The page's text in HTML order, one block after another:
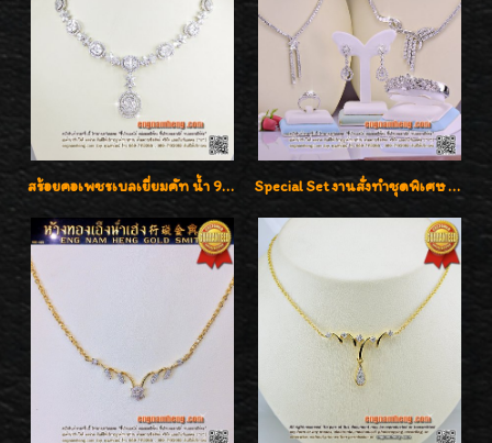
สร้อยคอเพชรเบลเยี่ยมคัท น้ำ 99% E-Color / VVS น้ำหนักเพชรรวม 16.05 กะรัต Special Set งานสั่งทำชุดพิเศษ เพชรคัดทุกชิ้น สวยหรูหรา ราคามิตรภาพค่ะ